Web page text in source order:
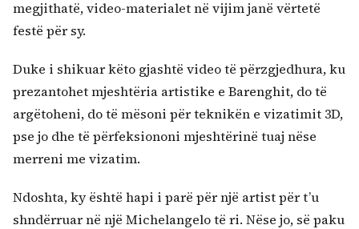
megjithatë, video-materialet në vijim janë vërtetë
festë për sy.
Duke i shikuar këto gjashtë video të përzgjedhura, ku
prezantohet mjeshtëria artistike e Barenghit, do të
argëtoheni, do të mësoni për teknikën e vizatimit 3D,
pse jo dhe të përfeksiononi mjeshtërinë tuaj nëse
merreni me vizatim.
Ndoshta, ky është hapi i parë për një artist për t’u
shndërruar në një Michelangelo të ri. Nëse jo, së paku